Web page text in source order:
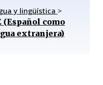
y lingüística >
(Español como
extranjera)